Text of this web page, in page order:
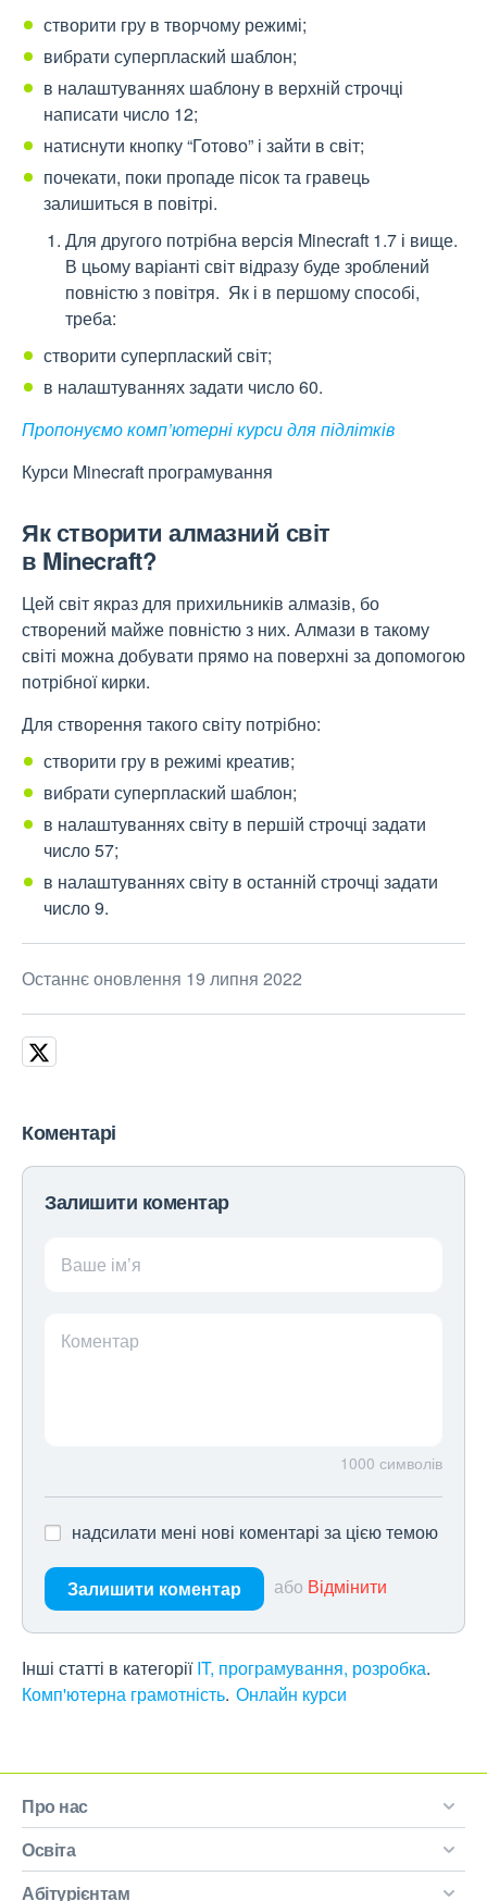
створити гру в творчому режимі;
вибрати суперплаский шаблон;
в налаштуваннях шаблону в верхній строчці
написати число 12;
натиснути кнопку “Готово” і зайти в світ;
почекати, поки пропаде пісок та гравець
залишиться в повітрі.
Для другого потрібна версія Minecraft 1.7 і вище.
В цьому варіанті світ відразу буде зроблений
повністю з повітря. Як і в першому способі,
треба:
створити суперплаский світ;
в налаштуваннях задати число 60.
Пропонуємо комп’ютерні курси для підлітків
Курси Minecraft програмування
Як створити алмазний світ
в Minecraft?
Цей світ якраз для прихильників алмазів, бо
створений майже повністю з них. Алмази в такому
світі можна добувати прямо на поверхні за допомогою
потрібної кирки.
Для створення такого світу потрібно:
створити гру в режимі креатив;
вибрати суперплаский шаблон;
в налаштуваннях світу в першій строчці задати
число 57;
в налаштуваннях світу в останній строчці задати
число 9.
Останнє оновлення 19 липня 2022
Коментарі
Залишити коментар
Ваше ім’я
Коментар
1000 символів
надсилати мені нові коментарі за цією темою
Залишити коментар або Відмінити
Інші статті в категорії IT, програмування, розробка
Комп'ютерна грамотність Онлайн курси
Про нас
Освіта
Абітурієнтам